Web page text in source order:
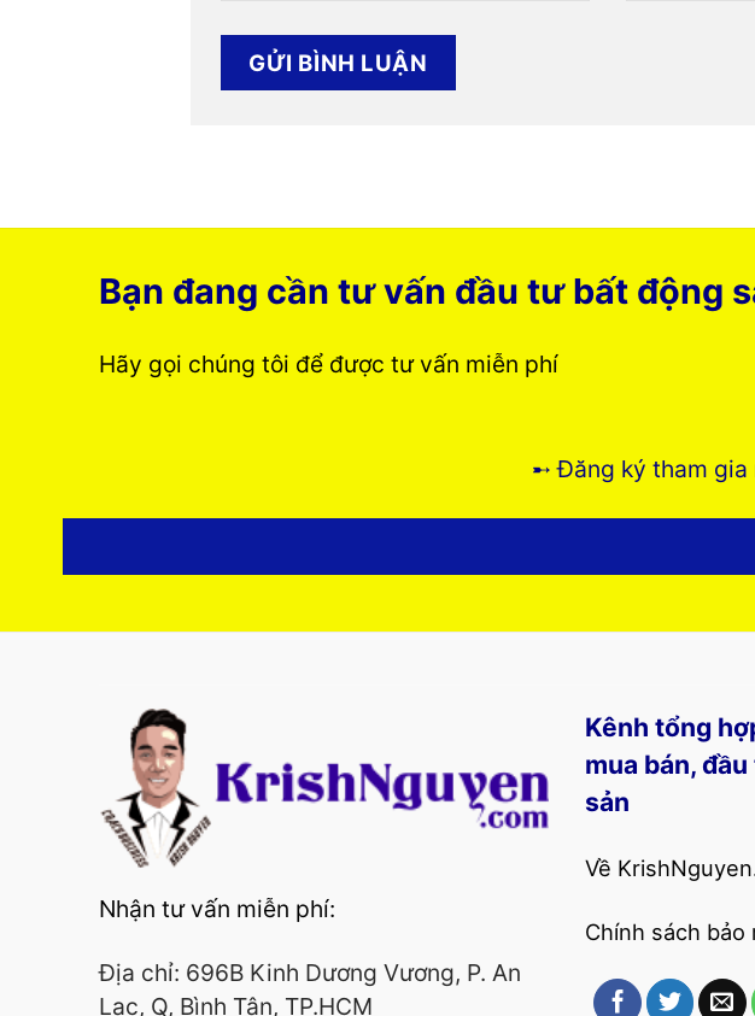
Bạn đang cần tư vấn đầu tư bất động
Hãy gọi chúng tôi để được tư vấn miễn phí
➸ Đăng ký tham gia
Nhận tư vấn miễn phí:
Địa chỉ: 696B Kinh Dương Vương, P. An
Lạc, Q, Bình Tân, TP.HCM
Kênh tổng
mua bán,
sản
Về
Chính sách bảo